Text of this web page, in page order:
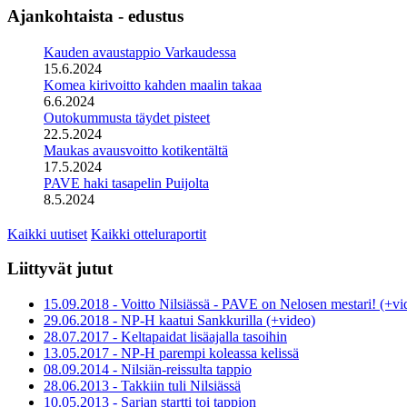
Ajankohtaista - edustus
Kauden avaustappio Varkaudessa
15.6.2024
Komea kirivoitto kahden maalin takaa
6.6.2024
Outokummusta täydet pisteet
22.5.2024
Maukas avausvoitto kotikentältä
17.5.2024
PAVE haki tasapelin Puijolta
8.5.2024
Kaikki uutiset Kaikki otteluraportit
Liittyvät jutut
15.09.2018 - Voitto Nilsiässä - PAVE on Nelosen mestari!
29.06.2018 - NP-H kaatui Sankkurilla (+video)
28.07.2017 - Keltapaidat lisäajalla tasoihin
13.05.2017 - NP-H parempi koleassa kelissä
08.09.2014 - Nilsiän-reissulta tappio
28.06.2013 - Takkiin tuli Nilsiässä
10.05.2013 - Sarjan startti toi tappion